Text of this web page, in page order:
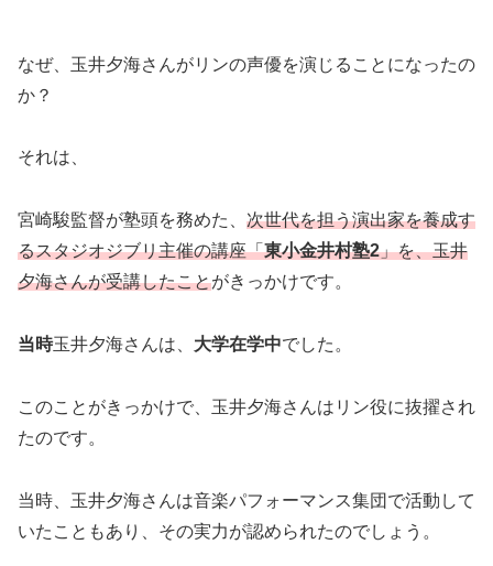
なぜ、玉井夕海さんがリンの声優を演じることになったの
か？
それは、
宮崎駿監督が塾頭を務めた、 次世代を担う演出家を養成す
るスタジオジブリ主催の講座「東小金井村塾2」を、玉井
夕海さんが受講したことがきっかけです。
当時玉井夕海さんは、 大学在学中でした。
このことがきっかけで、玉井夕海さんはリン役に抜擢され
たのです。
当時、玉井夕海さんは音楽パフォーマンス集団で活動して
いたこともあり、その実力が認められたのでしょう。